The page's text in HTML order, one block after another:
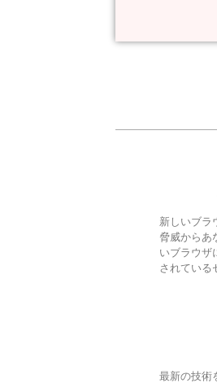
新しいブラ
脅威からあ
いブラウザ
されている
最新の技術